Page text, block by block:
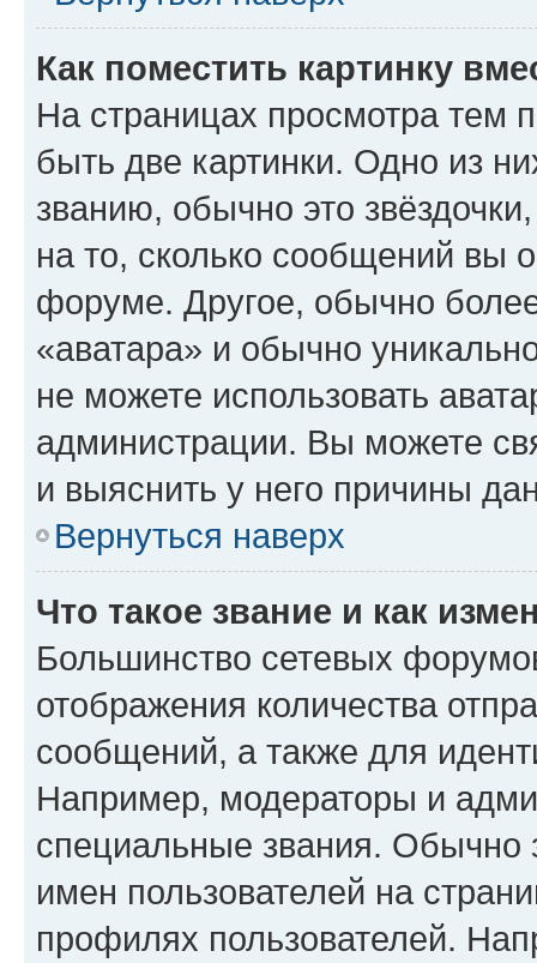
Как поместить картинку
На страницах просмотра тем
быть две картинки. Одно из
званию, обычно это
на то, сколько сообщений вы
форуме. Другое, обычно
«аватара» и обычно
не можете использовать
администрации. Вы можете
и выяснить у него причины
Вернуться наверх
Что такое звание и как
Большинство сетевых
отображения количества
сообщений, а также для
Например, модераторы и
специальные звания. Обычно
имен пользователей на
профилях пользователей.